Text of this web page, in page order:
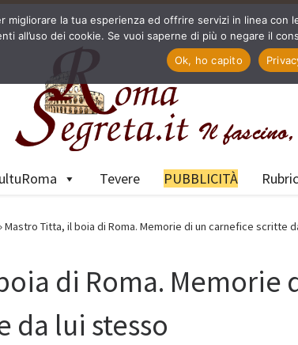
Tevere PUBBLICITÀ
Mastro Titta, il boia di Roma. Memorie di un carnefice scritte
di Roma. Memorie
da lui stesso
la tua esperienza ed offrire servizi in linea
all’uso dei cookie. Se vuoi saperne di più o negare il
Ok, ho capito